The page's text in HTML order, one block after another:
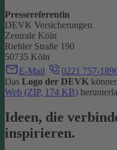
Pressereferentin
DEVK Versicherungen
Zentrale Köln
Riehler Straße 190
50735 Köln
E-Mail
0221 757-
Das Logo der DEVK
Web (ZIP, 174 KB)
Ideen, die
inspirieren.